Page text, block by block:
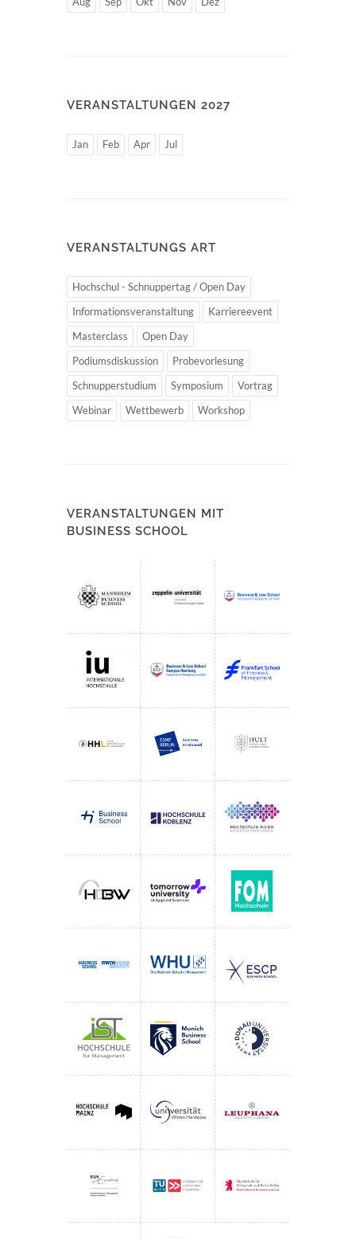
VERANSTALTUNGEN 2027
Jan Feb Apr Jul
VERANSTALTUNGS ART
Hochschul - Schnuppertag / Open Day
Informationsveranstaltung
Karriereevent
Masterclass
Open Day
Podiumsdiskussion
Probevorlesung
Schnupperstudium
Symposium
Vortrag
Webinar
Wettbewerb Workshop
VERANSTALTUNGEN MIT
BUSINESS SCHOOL